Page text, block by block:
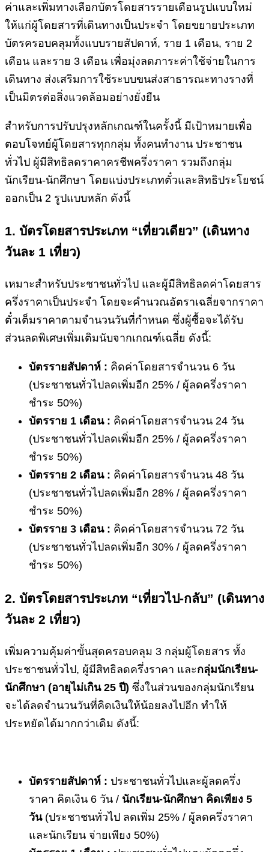
ค่าและเพิ่มทางเลือกบัตรโดยสารรายเดือนรูปแบบใหม่
ให้แก่ผู้โดยสารที่เดินทางเป็นประจำ โดยขยายประเภท
บัตรครอบคลุมทั้งแบบรายสัปดาห์, ราย 1 เดือน, ราย 2
เดือน และราย 3 เดือน เพื่อมุ่งลดภาระค่าใช้จ่ายในการ
เดินทาง ส่งเสริมการใช้ระบบขนส่งสาธารณะทางรางที่
เป็นมิตรต่อสิ่งแวดล้อมอย่างยั่งยืน
สำหรับการปรับปรุงหลักเกณฑ์ในครั้งนี้ มีเป้าหมายเพื่อ
ตอบโจทย์ผู้โดยสารทุกกลุ่ม ทั้งคนทำงาน ประชาชน
ทั่วไป ผู้มีสิทธิลดราคาครชีพครึ่งราคา รวมถึงกลุ่ม
นักเรียน-นักศึกษา โดยแบ่งประเภทตั๋วและสิทธิประโยชน์
ออกเป็น 2 รูปแบบหลัก ดังนี้
1. บัตรโดยสารประเภท “เที่ยวเดียว” (เดินทาง
วันละ 1 เที่ยว)
เหมาะสำหรับประชาชนทั่วไป และผู้มีสิทธิลดค่าโดยสาร
ครึ่งราคาเป็นประจำ โดยจะคำนวณอัตราเฉลี่ยจากราคา
ตั๋วเต็มราคาตามจำนวนวันที่กำหนด ซึ่งผู้ซื้อจะได้รับ
ส่วนลดพิเศษเพิ่มเติมนับจากเกณฑ์เฉลี่ย ดังนี้:
บัตรรายสัปดาห์ : คิดค่าโดยสารจำนวน 6 วัน
(ประชาชนทั่วไปลดเพิ่มอีก 25% / ผู้ลดครึ่งราคา
ชำระ 50%)
บัตรราย 1 เดือน : คิดค่าโดยสารจำนวน 24 วัน
(ประชาชนทั่วไปลดเพิ่มอีก 25% / ผู้ลดครึ่งราคา
ชำระ 50%)
บัตรราย 2 เดือน : คิดค่าโดยสารจำนวน 48 วัน
(ประชาชนทั่วไปลดเพิ่มอีก 28% / ผู้ลดครึ่งราคา
ชำระ 50%)
บัตรราย 3 เดือน : คิดค่าโดยสารจำนวน 72 วัน
(ประชาชนทั่วไปลดเพิ่มอีก 30% / ผู้ลดครึ่งราคา
ชำระ 50%)
2. บัตรโดยสารประเภท “เที่ยวไป-กลับ” (เดินทาง
วันละ 2 เที่ยว)
เพิ่มความคุ้มค่าขั้นสุดครอบคลุม 3 กลุ่มผู้โดยสาร ทั้ง
ประชาชนทั่วไป, ผู้มีสิทธิลดครึ่งราคา และกลุ่มนักเรียน-
นักศึกษา (อายุไม่เกิน 25 ปี) ซึ่งในส่วนของกลุ่มนักเรียน
จะได้ลดจำนวนวันที่คิดเงินให้น้อยลงไปอีก ทำให้
ประหยัดได้มากกว่าเดิม ดังนี้:
บัตรรายสัปดาห์ : ประชาชนทั่วไปและผู้ลดครึ่ง
ราคา คิดเงิน 6 วัน / นักเรียน-นักศึกษา คิดเพียง 5
วัน(ประชาชนทั่วไป ลดเพิ่ม 25% / ผู้ลดครึ่งราคา
และนักเรียน จ่ายเพียง 50%)